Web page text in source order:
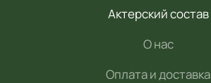
Актерский состав
О нас
Оплата и доставка